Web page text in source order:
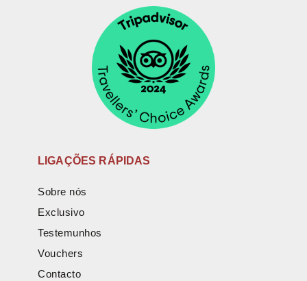
LIGAÇÕES RÁPIDAS
Sobre nós
Exclusivo
Testemunhos
Vouchers
Contacto